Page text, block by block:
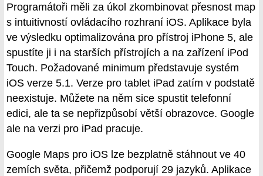
Programátoři měli za úkol zkombinovat přesnost map
s intuitivností ovládacího rozhraní iOS. Aplikace byla
ve výsledku optimalizována pro přístroj iPhone 5, ale
spustíte ji i na starších přístrojích a na zařízení iPod
Touch. Požadované minimum představuje systém
iOS verze 5.1. Verze pro tablet iPad zatím v podstatě
neexistuje. Můžete na něm sice spustit telefonní
edici, ale ta se nepřizpůsobí větší obrazovce. Google
ale na verzi pro iPad pracuje.
Google Maps pro iOS lze bezplatně stáhnout ve 40
zemích světa, přičemž podporují 29 jazyků. Aplikace